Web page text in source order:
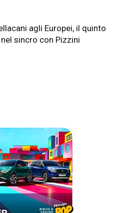
agli Europei, il quinto
sincro con Pizzini